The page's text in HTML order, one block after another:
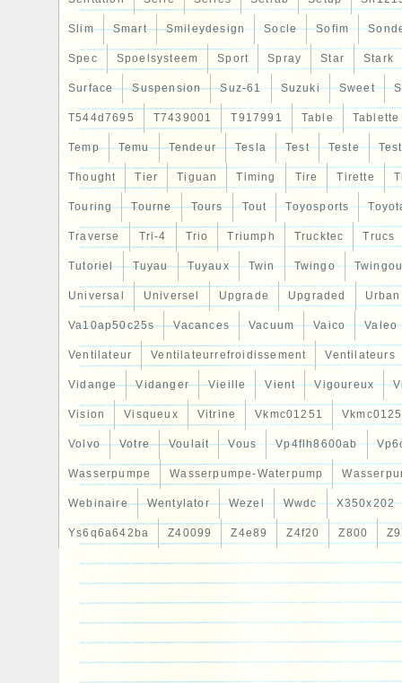
Slim Smart Smileydesign Socle Sofim
Spec Spoelsysteem Sport Spray Star Stark
Surface Suspension Suz-61 Suzuki Sweet
T544d7695 T7439001 T917991 Table Tablette
Temp Temu Tendeur Tesla Test Teste
Thought Tier Tiguan Timing Tire Tirette
Touring Tourne Tours Tout Toyosports
Traverse Tri-4 Trio Triumph Trucktec Trucs
Tutoriel Tuyau Tuyaux Twin Twingo
Universal Universel Upgrade Upgraded Urban
Va10ap50c25s Vacances Vacuum Vaico Valeo
Ventilateur Ventilateurrefroidissement Ventilateurs
Vidange Vidanger Vieille Vient Vigoureux
Vision Visqueux Vitrine Vkmc01251
Volvo Votre Voulait Vous Vp4flh8600ab
Wasserpumpe Wasserpumpe-Waterpump
Webinaire Wentylator Wezel Wwdc X350x202
Ys6q6a642ba Z40099 Z4e89 Z4f20 Z800